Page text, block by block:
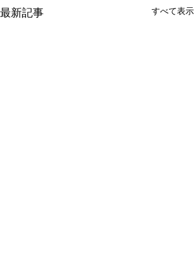
最新記事 すべて表示